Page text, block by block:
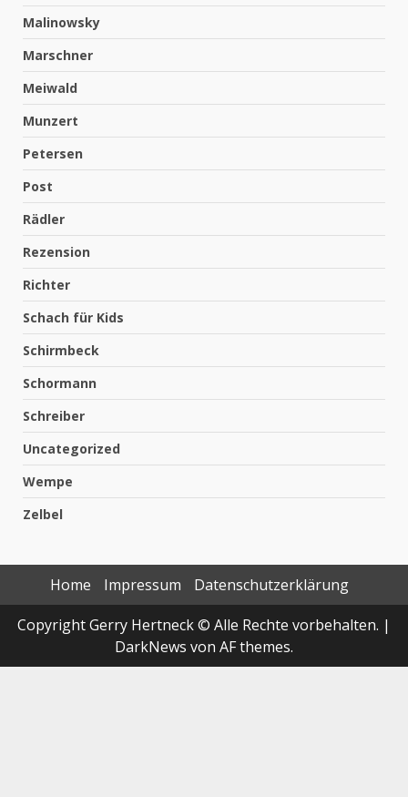
Malinowsky
Marschner
Meiwald
Munzert
Petersen
Post
Rädler
Rezension
Richter
Schach für Kids
Schirmbeck
Schormann
Schreiber
Uncategorized
Wempe
Zelbel
Home Impressum
Datenschutzerklärung
Copyright Gerry Hertneck © Alle Rechte vorbehalten. |
DarkNews von AF themes.